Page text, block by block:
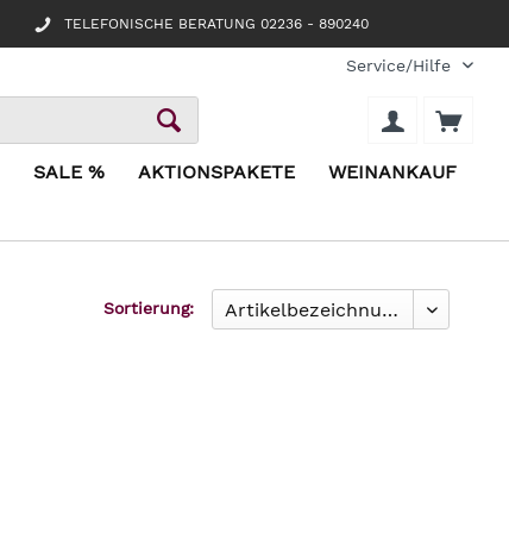
TELEFONISCHE BERATUNG 02236 - 890240
Service/Hilfe
SALE % AKTIONSPAKETE WEINANKAUF
Sortierung: